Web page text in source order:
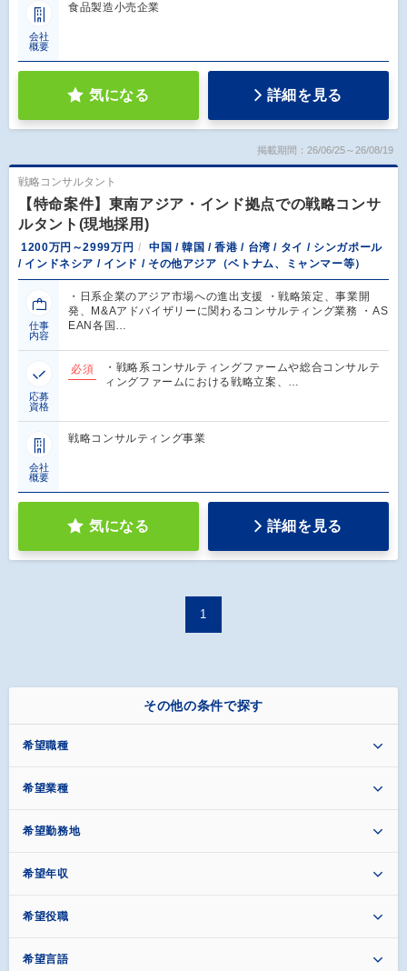
会社
概要
食品製造小売企業
気になる 詳細を見る
掲載期間：26/06/25～26/08/19
戦略コンサルタント
【特命案件】東南アジア・インド拠点での戦略コンサ
ルタント(現地採用)
1200万円～2999万円
中国 / 韓国 / 香港 / 台湾 / タイ / シンガポール
/ インドネシア / インド / その他アジア（ベトナム、ミャンマー等）
仕事
内容
・日系企業のアジア市場への進出支援 ・戦略策定、事業開
発、M&Aアドバイザリーに関わるコンサルティング業務 ・AS
EAN各国…
応募
資格
必須
・戦略系コンサルティングファームや総合コンサルテ
ィングファームにおける戦略立案、…
会社
概要
戦略コンサルティング事業
気になる 詳細を見る
1
その他の条件で探す
希望職種
希望業種
希望勤務地
希望年収
希望役職
希望言語